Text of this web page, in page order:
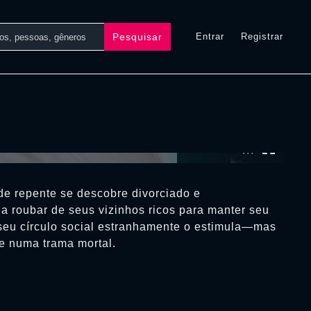
Pesquisar Entrar Registrar
repente se descobre divorciado e
roubar de seus vizinhos ricos para manter seu
círculo social estranhamente o estimula—mas
numa trama mortal.